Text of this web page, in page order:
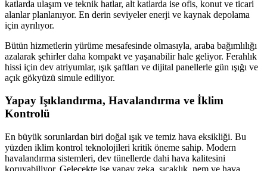
katlarda ulaşım ve teknik hatlar, alt katlarda ise ofis, konut ve ticari
alanlar planlanıyor. En derin seviyeler enerji ve kaynak depolama
için ayrılıyor.
Bütün hizmetlerin yürüme mesafesinde olmasıyla, araba bağımlılığı
azalarak şehirler daha kompakt ve yaşanabilir hale geliyor. Ferahlık
hissi için dev atriyumlar, ışık şaftları ve dijital panellerle gün ışığı ve
açık gökyüzü simule ediliyor.
Yapay Işıklandırma, Havalandırma ve İklim
Kontrolü
En büyük sorunlardan biri doğal ışık ve temiz hava eksikliği. Bu
yüzden iklim kontrol teknolojileri kritik öneme sahip. Modern
havalandırma sistemleri, dev tünellerde dahi hava kalitesini
koruyabiliyor. Gelecekte ise yapay zeka, sıcaklık, nem ve hava